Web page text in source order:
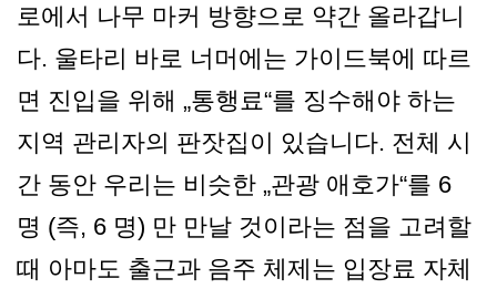
로에서 나무 마커 방향으로 약간 올라갑니
다. 울타리 바로 너머에는 가이드북에 따르
면 진입을 위해 „통행료“를 징수해야 하는
지역 관리자의 판잣집이 있습니다. 전체 시
간 동안 우리는 비슷한 „관광 애호가“를 6
명 (즉, 6 명) 만 만날 것이라는 점을 고려할
때 아마도 출근과 음주 체제는 입장료 자체